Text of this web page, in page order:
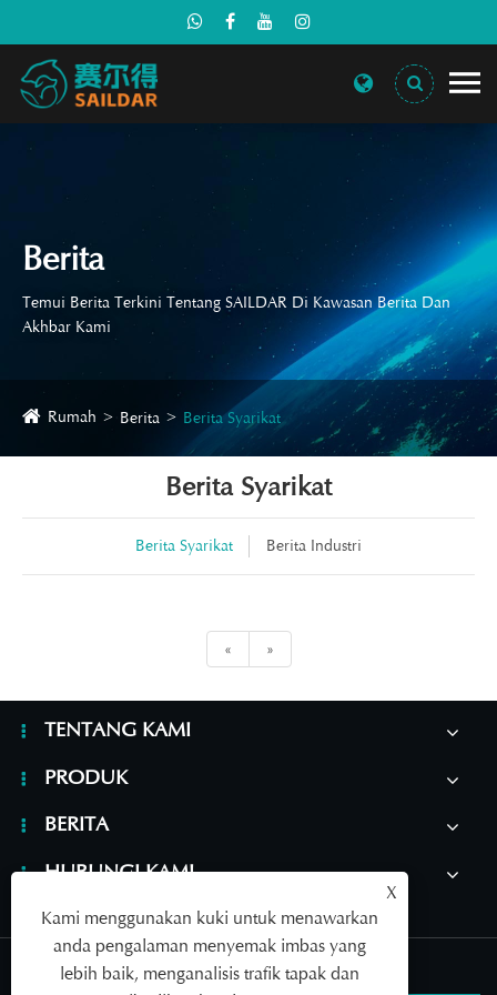
Berita
Temui Berita Terkini Tentang SAILDAR Di Kawasan Berita Dan
Akhbar Kami
Rumah Berita Berita Syarikat
Berita Syarikat
Berita Syarikat Berita Industri
« »
TENTANG KAMI
PRODUK
BERITA
HUBUNGI KAMI
Links RSS XML Dasar Privasi
X
Kami menggunakan kuki untuk menawarkan
anda pengalaman menyemak imbas yang
lebih baik, menganalisis trafik tapak dan